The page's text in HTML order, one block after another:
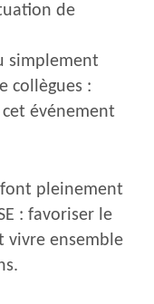
de
simplement
collègues :
événement
font pleinement
: favoriser le
vivre ensemble